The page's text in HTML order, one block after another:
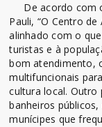
De acordo com
Pauli, “O Centro
alinhado com o
turistas e à
bom atendimento,
multifuncionais
cultura local.
banheiros
munícipes que